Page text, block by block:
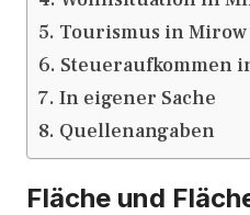
Tourismus in Mirow
Steueraufkommen
In eigener Sache
Quellenangaben
Fläche und